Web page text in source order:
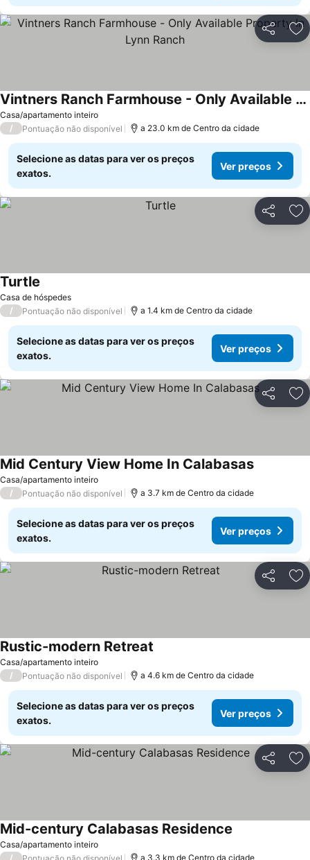
Partilhar
Casa/apartamento inteiro
Vintners Ranch Farmhouse - Only Available Property In Lynn Ranch
Ver preços
/ Pontuação não disponível a 23.0 km de Centro da cidade
Selecione as datas para ver os preços
exatos.
Ver preços
Partilhar
Casa de hóspedes
Turtle
/ Pontuação não disponível a 1.4 km de Centro da cidade
Selecione as datas para ver os preços
exatos.
Ver preços
Partilhar
Casa/apartamento inteiro
Mid Century View Home In CalabasasVer preços
/ Pontuação não disponível a 3.7 km de Centro da cidade
Selecione as datas para ver os preços
exatos.
Ver preços
Partilhar
Casa/apartamento inteiro
Rustic-modern Retreat
/ Pontuação não disponível a 4.6 km de Centro da cidade
Selecione as datas para ver os preços
exatos.
Ver preços
Partilhar
Casa/apartamento inteiro
Mid-century Calabasas Residence
/ Pontuação não disponível a 3.3 km de Centro da cidade